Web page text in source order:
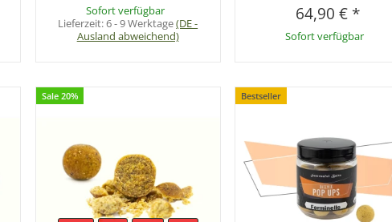
Sofort verfügbar
Lieferzeit:6 - 9 Werktage(DE -
Ausland abweichend)
64,90 € *
Sofort verfügbar
Sale 20% Bestseller